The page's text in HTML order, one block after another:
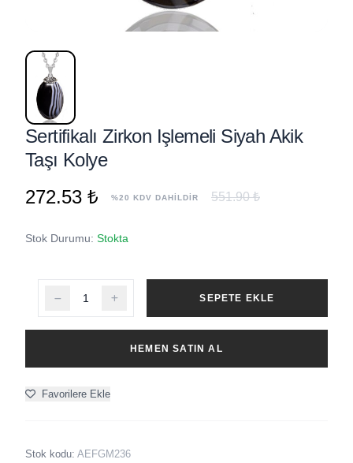
Sertifikalı Zirkon Işlemeli Siyah Akik
Taşı Kolye
272.53 ₺
%20 KDV DAHİLDİR 551.90 ₺
Stok Durumu: Stokta
SEPETE EKLE
HEMEN SATIN AL
Favorilere Ekle
Stok kodu: AEFGM236